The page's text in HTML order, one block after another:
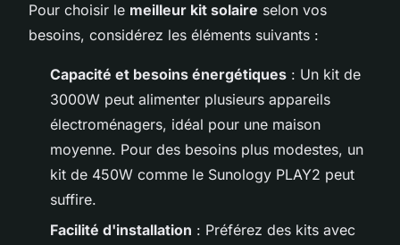
Pour choisir le meilleur kit solaire selon vos
besoins, considérez les éléments suivants :
Capacité et besoins énergétiques : Un kit de
3000W peut alimenter plusieurs appareils
électroménagers, idéal pour une maison
moyenne. Pour des besoins plus modestes, un
kit de 450W comme le Sunology PLAY2 peut
suffire.
Facilité d'installation : Préférez des kits avec